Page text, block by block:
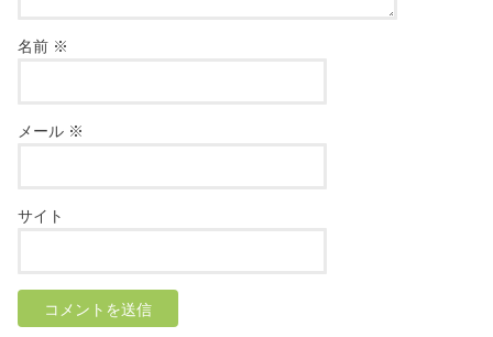
名前 ※
メール ※
サイト